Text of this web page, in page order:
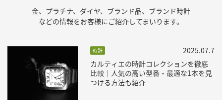
金、プラチナ、ダイヤ、ブランド品、ブランド時計
などの情報をお客様にご紹介してまいります。
時計
カルティエの時計コレクションを徹底
比較｜人気の高い型番・最適な1本を見
つける方法も紹介
2025.07.7